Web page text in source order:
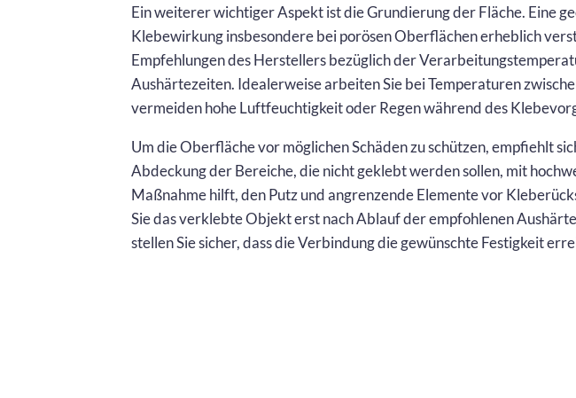
Ein weiterer wichtiger Aspekt ist die Grundierung der Fläche. Eine
Klebewirkung insbesondere bei porösen Oberflächen erheblich
Empfehlungen des Herstellers bezüglich der
Aushärtezeiten. Idealerweise arbeiten Sie bei Temperaturen
vermeiden hohe Luftfeuchtigkeit oder Regen während des
Um die Oberfläche vor möglichen Schäden zu schützen, empfiehlt
Abdeckung der Bereiche, die nicht geklebt werden sollen, mit
Maßnahme hilft, den Putz und angrenzende Elemente vor
Sie das verklebte Objekt erst nach Ablauf der empfohlenen
stellen Sie sicher, dass die Verbindung die gewünschte Festigkeit